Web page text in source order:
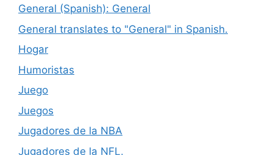
General (Spanish): General
General translates to "General" in Spanish.
Hogar
Humoristas
Juego
Juegos
Jugadores de la NBA
Jugadores de la NFL.